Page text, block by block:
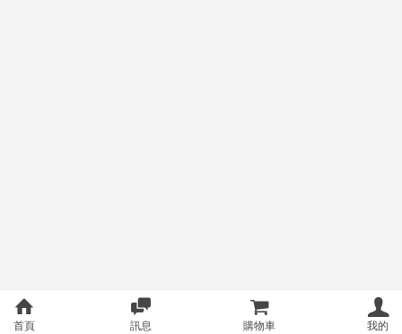
首頁 訊息 購物車 我的